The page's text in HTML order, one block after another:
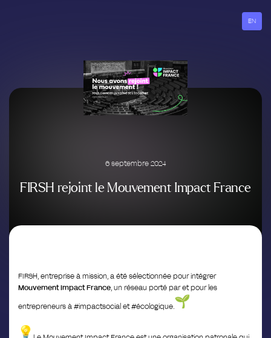
EN
6 septembre 2024
FIRSH rejoint le Mouvement Impact France
FIRSH, entreprise à mission, a été sélectionnée pour intégrer
Mouvement Impact France , un réseau porté par et pour les
entrepreneurs à #impactsocial et #écologique.